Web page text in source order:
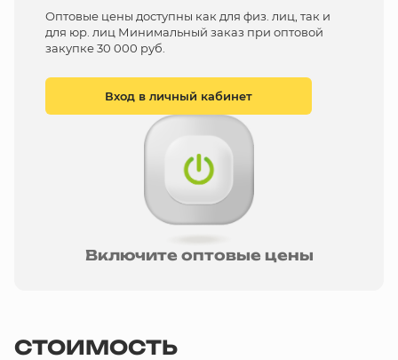
Оптовые цены доступны как для физ. лиц, так и
для юр. лиц Минимальный заказ при оптовой
закупке 30 000 руб.
Вход в личный кабинет
Включите оптовые цены
СТОИМОСТЬ